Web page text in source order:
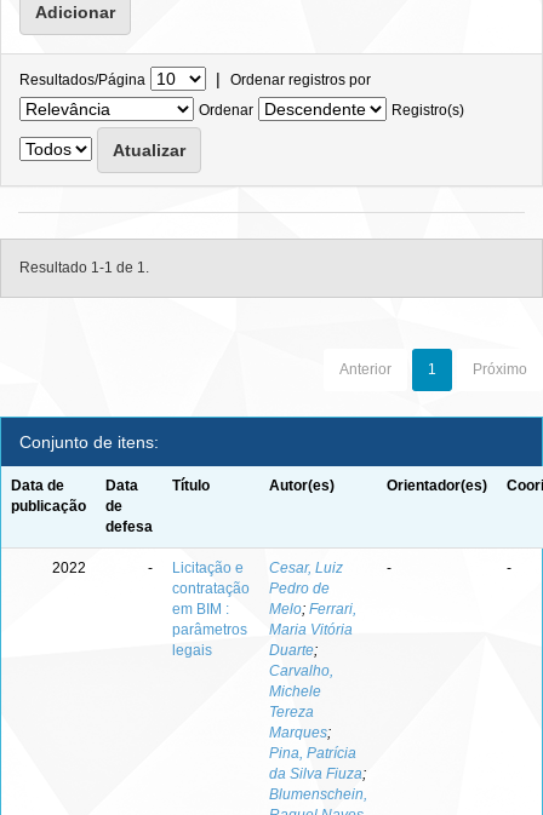
Resultados/Página | Ordenar registros por
Ordenar
Registro(s)
Resultado 1-1 de 1.
Anterior 1 Próximo
Conjunto de itens:
Data de
publicação
Data
de
defesa
Título Autor(es) Orientador(es)
2022 -
Licitação e
contratação
em BIM :
parâmetros
legais
Cesar, Luiz
Pedro de
Melo; Ferrari,
Maria Vitória
Duarte;
Carvalho,
Michele
Tereza
Marques;
Pina, Patrícia
da Silva Fiuza;
Blumenschein,
- -